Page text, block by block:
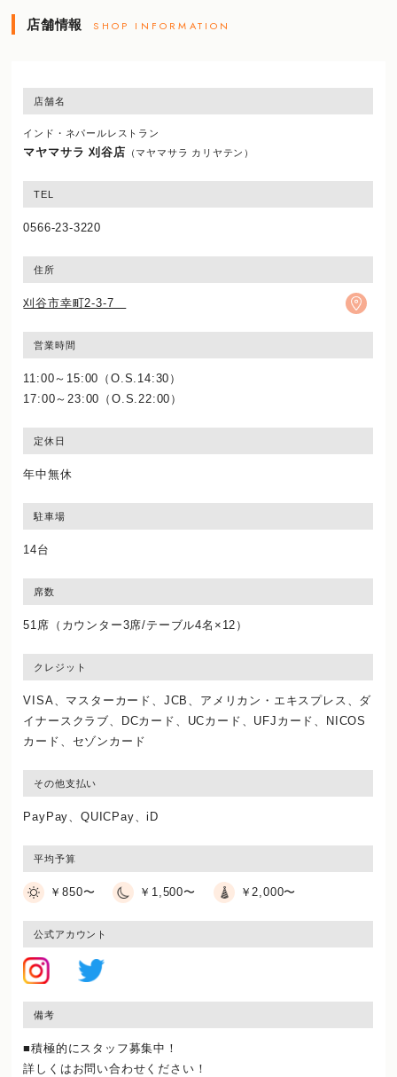
店舗情報 SHOP INFORMATION
店舗名
インド・ネパールレストラン
マヤマサラ 刈谷店 （マヤマサラ カリヤテン）
TEL
0566-23-3220
住所
刈谷市幸町2-3-7
営業時間
11:00～15:00（O.S.14:30）
17:00～23:00（O.S.22:00）
定休日
年中無休
駐車場
14台
席数
51席（カウンター3席/テーブル4名×12）
クレジット
VISA、マスターカード、JCB、アメリカン・エキスプレス、ダ
イナースクラブ、DCカード、UCカード、UFJカード、NICOS
カード、セゾンカード
その他支払い
PayPay、QUICPay、iD
平均予算
￥850〜 ￥1,500〜 ￥2,000〜
公式アカウント
備考
■積極的にスタッフ募集中！
詳しくはお問い合わせください！